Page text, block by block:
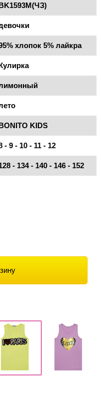
хлопок 5% лайкра
KIDS
- 9 - 10 - 11 - 12
- 134 - 140 - 146 - 152